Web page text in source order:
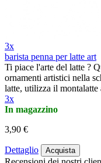
3x
barista penna per latte art
Ti piace l'arte del latte ?
ornamenti artistici nella
latte, utilizza il montalatte
3x
In magazzino
3,90 €
Dettaglio Acquista